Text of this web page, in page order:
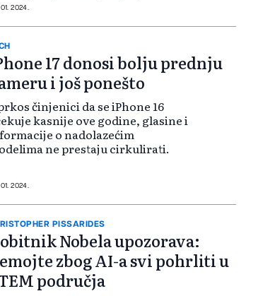
2024.
17 donosi bolju prednju
i još ponešto
činjenici da se iPhone 16
kasnije ove godine, glasine i
o nadolazećim
ne prestaju cirkulirati.
2024.
PISSARIDES
Nobela upozorava:
zbog AI-a svi pohrliti u
područja